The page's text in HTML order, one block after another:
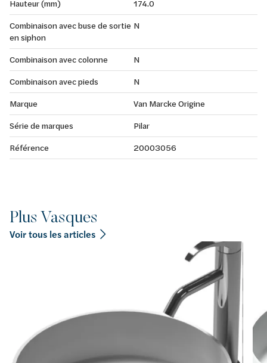
Hauteur (mm)
174.0
Combinaison avec buse de sortie
en siphon
N
Combinaison avec colonne
N
Combinaison avec pieds
N
Marque
Van Marcke Origine
Série de marques
Pilar
Référence
20003056
Plus Vasques
Voir tous les articles